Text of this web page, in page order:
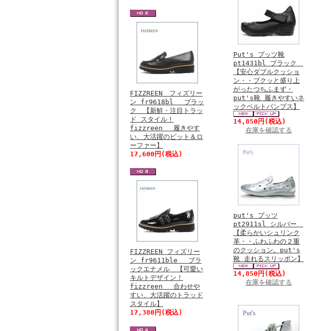
FIZZREEN フィズリー
ン fr9618bl ブラッ
ク 【新鮮・注目トラッ
ド スタイル！
fizzreen 履きやす
い、大活躍のビット＆ロ
ーファー】
17,600円(税込)
FIZZREEN フィズリー
ン fr9611ble ブラ
ックエナメル 【可愛い
キルトデザイン！
fizzreen 合わせや
すい、大活躍のトラッド
スタイル】
17,380円(税込)
Put's プッツ靴
pt1431bl ブラック
【安心ダブルクッショ
ン・・プクッと盛り上
がったつちふまず・
put's靴 履きやすいネ
ックベルトパンプス】
14,850円 (税込)
在庫を確認する
put's プッツ
pt2911sl シルバー
【柔らかいシュリンク
革・・ふわふわの２重
のクッション。put's
靴 走れるスリッポン】
14,850円 (税込)
在庫を確認する